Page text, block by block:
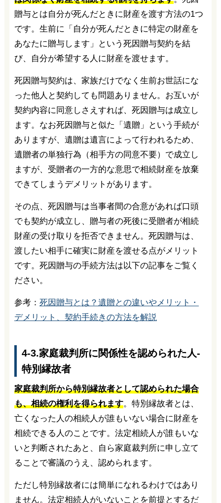
贈与とは自分が死んだときに財産を渡す方法の1つ
です。生前に「自分が死んだときに特定の財産を
あなたに贈与します」という死因贈与契約を結
び、自分が希望する人に財産を渡せます。
死因贈与契約は、家族だけでなく生前お世話にな
った他人と契約しても問題ありません。お互いが
契約内容に同意しさえすれば、死因贈与は成立し
ます。なお死因贈与と似た「遺贈」という手続が
ありますが、遺贈は遺言によって行われるため、
遺贈者の単独行為（相手方の同意不要）で成立し
ますが、受贈者の一方的な意思で相続財産を放棄
できてしまうデメリットがあります。
その点、死因贈与は当事者間の合意があれば口頭
でも契約が成立し、贈与者の死後に受贈者が相続
財産の受け取りを拒否できません。死因贈与は、
渡したい相手に確実に財産を渡せる点がメリット
です。死因贈与の手続方法は以下の記事をご覧く
ださい。
参考： 死因贈与とは？遺贈との違いやメリット・
デメリット、契約手続きの方法を解説
4-3.家庭裁判所に関係性を認められた人-
特別縁故者
家庭裁判所から特別縁故者として認められた場合
も、相続の権利を得られます。特別縁故者とは、
亡くなった人の相続人が誰もいない場合に財産を
相続できる人のことです。法定相続人が誰もいな
いと判断されたあと、自ら家庭裁判所に申し立て
ることで審議のうえ、認められます。
ただし特別縁故者には簡単になれるわけではあり
ません。法定相続人がいないことを前提とするだ